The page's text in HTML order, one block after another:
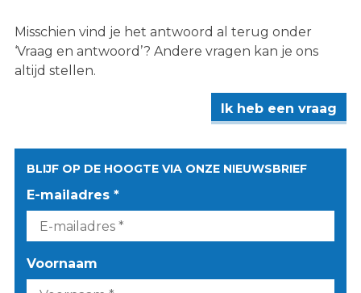
Misschien vind je het antwoord al terug onder
‘Vraag en antwoord’? Andere vragen kan je ons
altijd stellen.
Ik heb een vraag
BLIJF OP DE HOOGTE VIA ONZE NIEUWSBRIEF
E-mailadres *
Voornaam